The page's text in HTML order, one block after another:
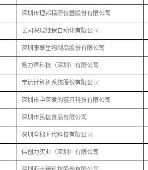
深圳市理邦精密仪器股份有限公司
长园深瑞继保自动化有限公司
深圳康泰生物制品股份有限公司
易力声科技（深圳）有限公司
宝德计算机系统股份有限公司
深圳市中深爱的寝具科技有限公司
深圳市民信食品有限公司
深圳全棉时代科技有限公司
伟创力实业（深圳）有限公司